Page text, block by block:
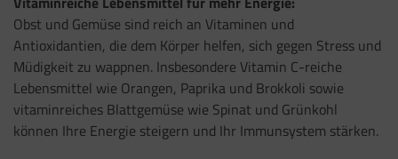
Obst und Gemüse sind reich an Vitaminen und
Antioxidantien, die dem Körper helfen, sich gegen Stress und
Müdigkeit zu wappnen. Insbesondere Vitamin C-reiche
Lebensmittel wie Orangen, Paprika und Brokkoli sowie
vitaminreiches Blattgemüse wie Spinat und Grünkohl
können Ihre Energie steigern und Ihr Immunsystem stärken.